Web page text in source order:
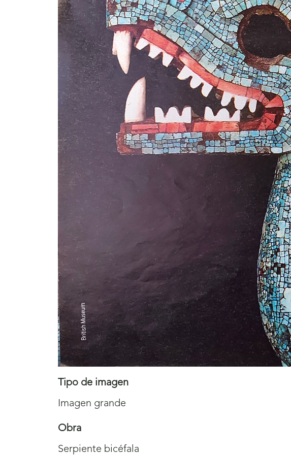
Tipo de imagen
Imagen grande
Obra
Serpiente bicéfala